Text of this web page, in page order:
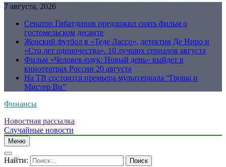
7 августа, 2026
Сенатор Гибатдинов предложил снять фильм о
гостомельском десанте
Женский футбол в «Теде Лассо», детектив Де Ниро и
«Сто лет одиночества». 10 лучших сериалов августа
Фильм «Человек-паук: Новый день» выйдет в
кинотеатрах России 20 августа
На ТВ состоится премьера мультсериала “Гроша и
Мистер Ви”
Финансы
Новостная рассылка
Случайные новости
Меню
Найти: